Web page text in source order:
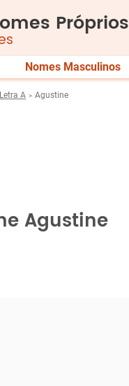
Próprios
Nomes Masculinos
Letra A Agustine
Agustine